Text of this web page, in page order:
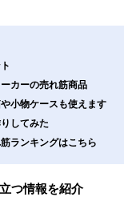
カーの売れ筋商品
や小物ケースも使えます
してみた
ランキングはこちら
つ情報を紹介